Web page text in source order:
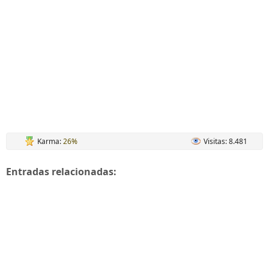
Karma:26% Visitas: 8.481
Entradas relacionadas: